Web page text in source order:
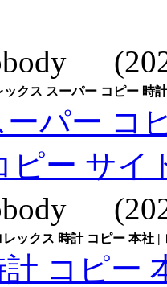
ックス スーパー コピー 時
パー コ
ピー サイ
レックス 時計 コピー 本社
コピー